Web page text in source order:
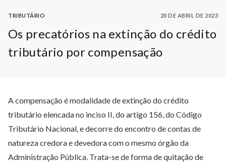
TRIBUTÁRIO 20 DE ABRIL DE 2023
Os precatórios na extinção do crédito
tributário por compensação
A compensação é modalidade de extinção do crédito
tributário elencada no inciso II, do artigo 156, do Código
Tributário Nacional, e decorre do encontro de contas de
natureza credora e devedora com o mesmo órgão da
Administração Pública. Trata-se de forma de quitação de